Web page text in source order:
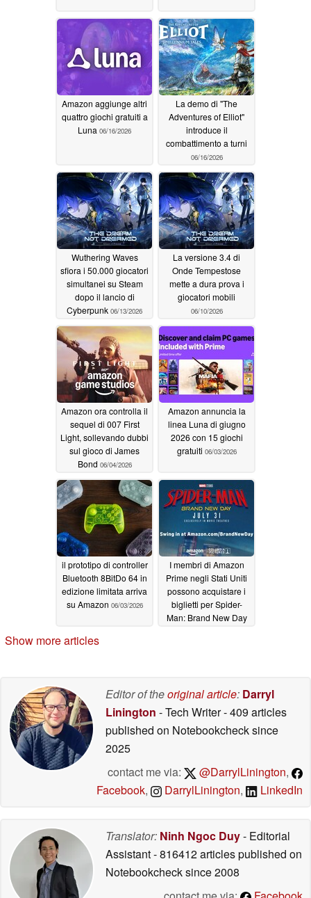
Amazon aggiunge altri
quattro giochi gratuiti a
Luna 06/16/2026
La demo di "The
Adventures of Elliot"
introduce il
combattimento a turni
06/16/2026
Wuthering Waves
sfiora i 50.000 giocatori
simultanei su Steam
dopo il lancio di
Cyberpunk 06/13/2026
La versione 3.4 di
Onde Tempestose
mette a dura prova i
giocatori mobili
06/10/2026
Amazon ora controlla il
sequel di 007 First
Light, sollevando dubbi
sul gioco di James
Bond 06/04/2026
Amazon annuncia la
linea Luna di giugno
2026 con 15 giochi
gratuiti 06/03/2026
il prototipo di controller
Bluetooth 8BitDo 64 in
edizione limitata arriva
su Amazon 06/03/2026
I membri di Amazon
Prime negli Stati Uniti
possono acquistare i
biglietti per Spider-
Man: Brand New Day
Show more articles
Editor of theoriginal article: Darryl
Linington - Tech Writer- 409 articles
published on Notebookchecksince
2025
contact me via:
@DarrylLinington,
Facebook, DarrylLinington, LinkedIn
Translator: Ninh Ngoc Duy- Editorial
Assistant- 816412 articles published on
Notebookchecksince 2008